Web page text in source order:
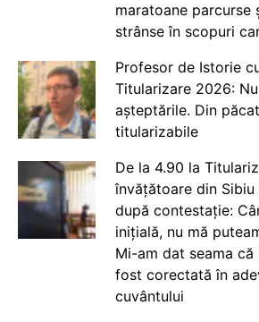
maratoane parcurse
strânse în scopuri
Profesor de Istorie
Titularizare 2026:
așteptările. Din
titularizabile
De la 4.90 la
învățătoare din
după contestație:
inițială, nu mă
Mi-am dat seama că
fost corectată în
cuvântului